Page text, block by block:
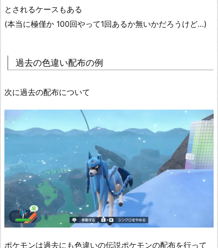
とされるケースもある
(本当に極僅か 100回やって1回あるか無いかだろうけど…)
過去の色違い配布の例
次に過去の配布について
ポケモンは過去にも色違いの伝説ポケモンの配布を行って